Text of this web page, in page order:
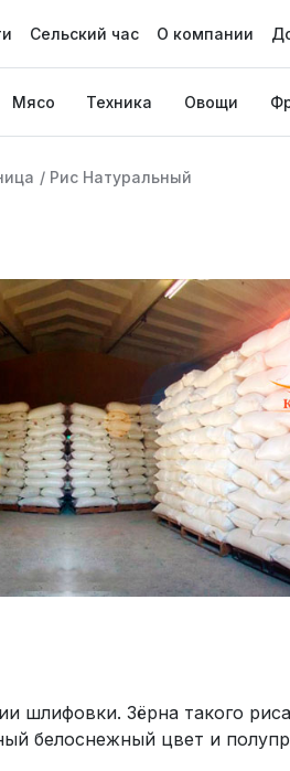
Сельский час О компании
Мясо Техника Овощи
/ Рис Натуральный
шлифовки. Зёрна такого
белоснежный цвет и